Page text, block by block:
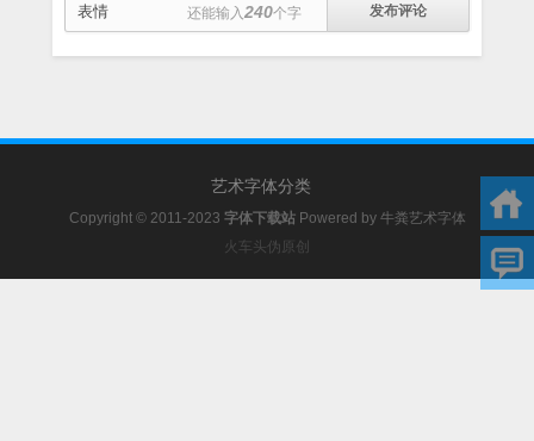
表情 还能输入240个字
艺术字体分类
Copyright © 2011-2023 字体下载站 Powered by 牛粪艺术字体
火车头伪原创